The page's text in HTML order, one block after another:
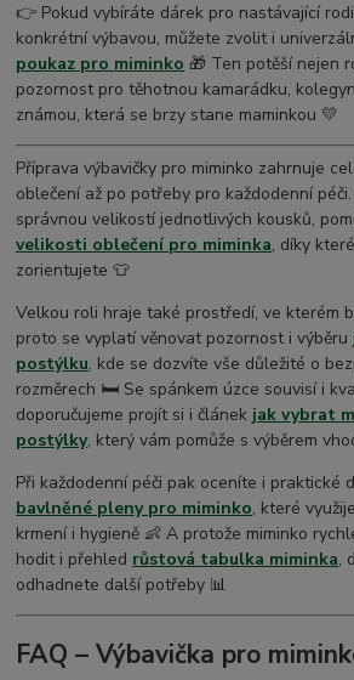
👉 Pokud vybíráte dárek pro nastávající
konkrétní výbavou, můžete zvolit i
poukaz pro miminko 🎁 Ten potěší nejen
pozornost pro těhotnou kamarádku,
známou, která se brzy stane maminkou 💛
Příprava výbavičky pro miminko zahrnuje
oblečení až po potřeby pro každodenní
správnou velikostí jednotlivých kousků,
velikosti oblečení pro miminka, díky
zorientujete 👕
Velkou roli hraje také prostředí, ve kterém
proto se vyplatí věnovat pozornost i výběru
postýlku, kde se dozvíte vše důležité o
rozměrech 🛏️ Se spánkem úzce souvisí i
doporučujeme projít si i článek jak vybrat
postýlky, který vám pomůže s výběrem
Při každodenní péči pak oceníte i praktické
bavlněné pleny pro miminko, které
krmení i hygieně 👶 A protože miminko
hodit i přehled růstová tabulka miminka,
odhadnete další potřeby 📊
FAQ – Výbavička pro